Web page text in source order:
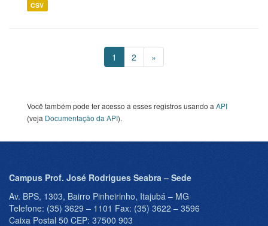
CSV
1 2 »
Você também pode ter acesso a esses registros usando a API
(veja Documentação da API).
Campus Prof. José Rodrigues Seabra – Sede
Av. BPS, 1303, Bairro Pinheirinho, Itajubá – MG
Telefone: (35) 3629 – 1101 Fax: (35) 3622 – 3596
Caixa Postal 50 CEP: 37500 903